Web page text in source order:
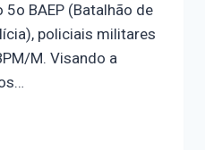
5o BAEP (Batalhão de
policiais militares
M. Visando a